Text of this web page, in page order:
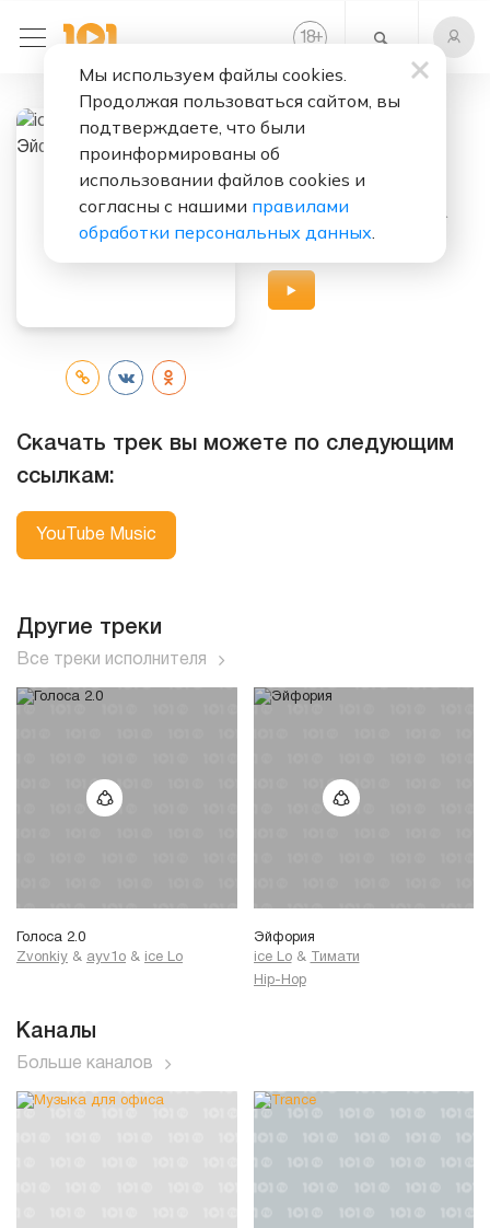
18+
Слушать бесплатно
Эйфория
Исполнитель:
&
Тимати
Скачать трек вы можете по следующим
ссылкам:
YouTube Music
Другие треки
Все треки исполнителя
Голоса 2.0
Zvonkiy & ayv1o & ice Lo
Эйфория
ice Lo &
Тимати
Hip-Hop
Каналы
Больше каналов
Мы используем файлы cookies.
Продолжая пользоваться сайтом, вы
подтверждаете, что были
проинформированы об
использовании файлов cookies и
согласны с нашими правилами
обработки персональных данных.